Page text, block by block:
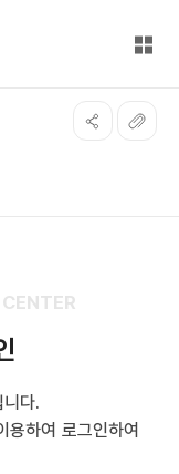
전체
다.
용하여 로그인하여